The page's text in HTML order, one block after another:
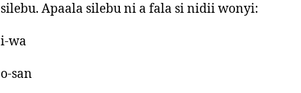
silebu. Apaala silebu ni a fala si nidii wonyi:
i-wa
o-san